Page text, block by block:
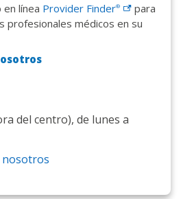
línea Provider Finder®
para
profesionales médicos en su
del centro), de lunes a
nosotros